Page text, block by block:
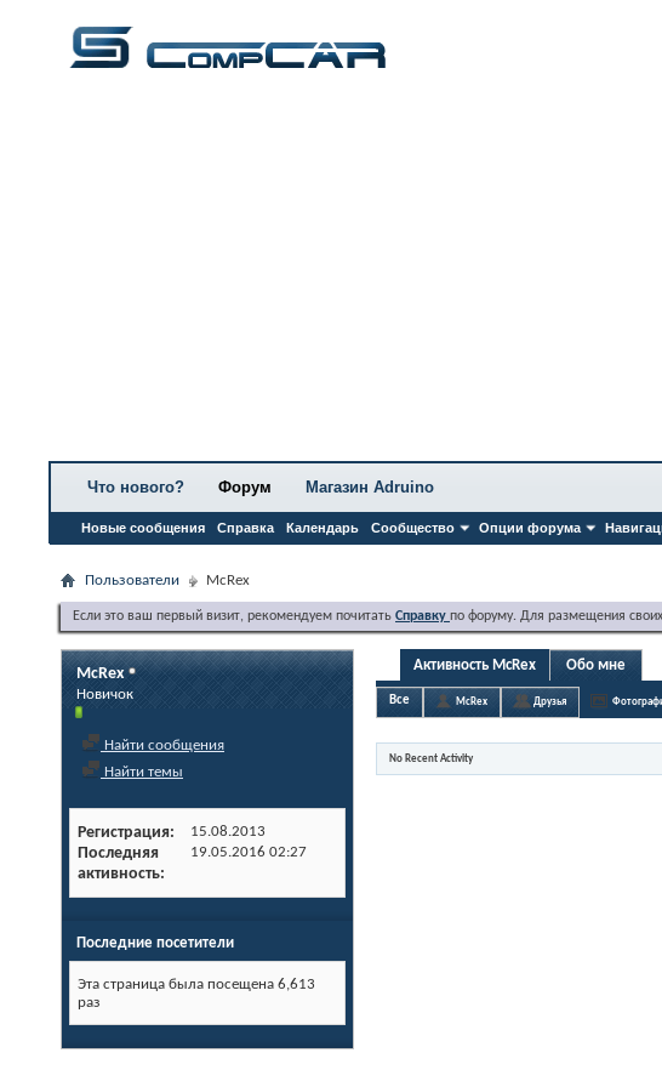
Что нового? Форум
Новые сообщения Справка Календарь Сообщество Опции форума
Магазин Adruino
Пользователи McRex
Если это ваш первый визит, рекомендуем почитать Справку по форуму. Для размещения
McRex
Новичок
Найти сообщения
Найти темы
Регистрация 15.08.2013
Последняя
активность
19.05.2016 02:27
Последние посетители
Эта страница была посещена 6,613
раз
Активность McRex Обо мне
Все McRex Друзья
No Recent Activity